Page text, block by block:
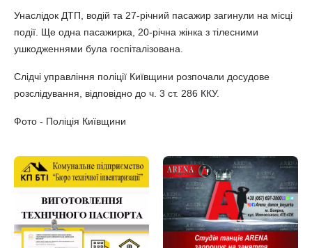
Унаслідок ДТП, водій та 27-річний пасажир загинули на місці
події. Ще одна пасажирка, 20-річна жінка з тілесними
ушкодженнями була госпіталізована.
Слідчі управління поліції Київщини розпочали досудове
розслідування, відповідно до ч. 3 ст. 286 ККУ.
Фото - Поліція Київщини